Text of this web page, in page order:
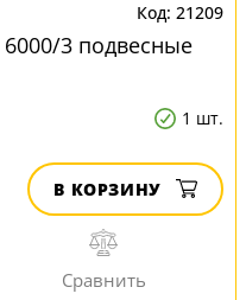
21209
3 подвесные
1 шт.
В КОРЗИНУ